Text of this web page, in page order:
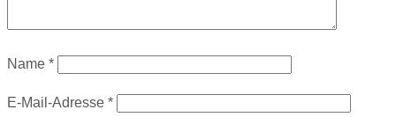
Name *
E-Mail-Adresse *